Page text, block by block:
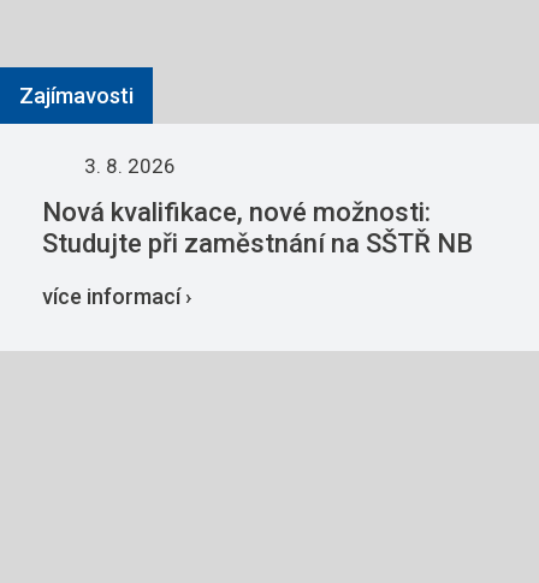
Zajímavosti
3. 8. 2026
Nová kvalifikace, nové možnosti:
Studujte při zaměstnání na SŠTŘ NB
více informací ›